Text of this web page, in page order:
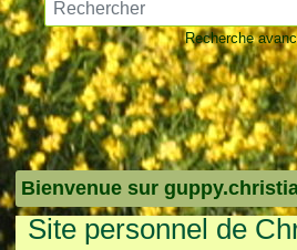
Recherche
Bienvenue sur
Site personnel de